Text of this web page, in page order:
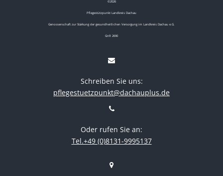
©2026
Pflegestützpunkt Landkreis Dachau
Genossenschaft zur Stärkung der gesundheitlichen Versorgung im Landkreis Dachau e.G.
GnR 2690
Schreiben Sie uns:
pflegestuetzpunkt@dachauplus.de
Oder rufen Sie an:
Tel.+49 (0)8131-9995137